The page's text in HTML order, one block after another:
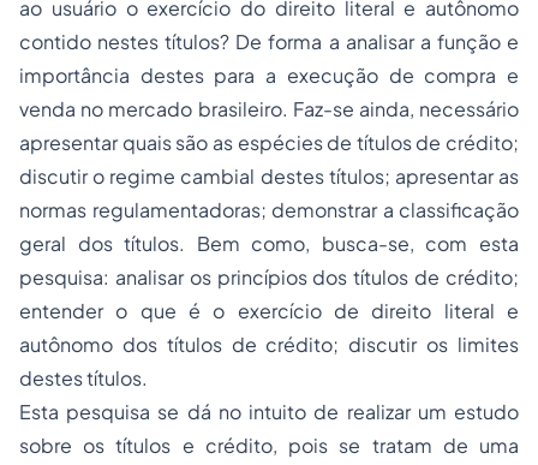
ao usuário o exercício do direito literal e autônomo
contido nestes títulos? De forma a analisar a função e
importância destes para a execução de compra e
venda no mercado brasileiro. Faz-se ainda, necessário
apresentar quais são as espécies de títulos de crédito;
discutir o regime cambial destes títulos; apresentar as
normas regulamentadoras; demonstrar a classificação
geral dos títulos. Bem como, busca-se, com esta
pesquisa: analisar os princípios dos títulos de crédito;
entender o que é o exercício de direito literal e
autônomo dos títulos de crédito; discutir os limites
destes títulos.
Esta pesquisa se dá no intuito de realizar um estudo
sobre os títulos e crédito, pois se tratam de uma